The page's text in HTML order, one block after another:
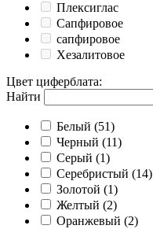
Плексиглас
Сапфировое
сапфировое
Хезалитовое
Цвет циферблата:
Найти
Белый (51)
Черный (11)
Серый (1)
Серебристый (14)
Золотой (1)
Желтый (2)
Оранжевый (2)